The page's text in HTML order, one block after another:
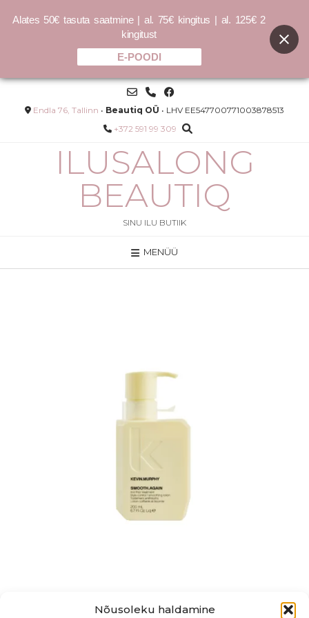
Nõusoleku haldamine
COCOCHOCO Cashmere mask
250ml / 500ml - 500ml
Skip
contentEndla 76, Tallinn • Beautiq OÜ • LHV EE547700771003878513
+372 591 99 309
ILUSALONG
BEAUTIQ
SINU ILU BUTIIK
MENÜÜ
Alates 50€ tasuta saatmine | al. 75€ kingitus | al. 125€ 2
kingitust
E-POODI